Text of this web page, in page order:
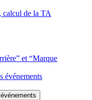
calcul de la TA
et “Marque
événements